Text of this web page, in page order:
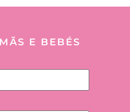
E BEBÉS